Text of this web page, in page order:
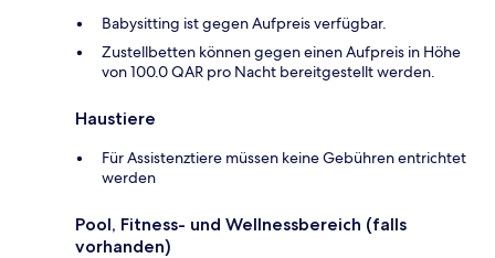
Babysitting ist gegen Aufpreis verfügbar.
Zustellbetten können gegen einen Aufpreis in Höhe
von 100.0 QAR pro Nacht bereitgestellt werden.
Haustiere
Für Assistenztiere müssen keine Gebühren entrichtet
werden
Pool, Fitness- und Wellnessbereich (falls
vorhanden)